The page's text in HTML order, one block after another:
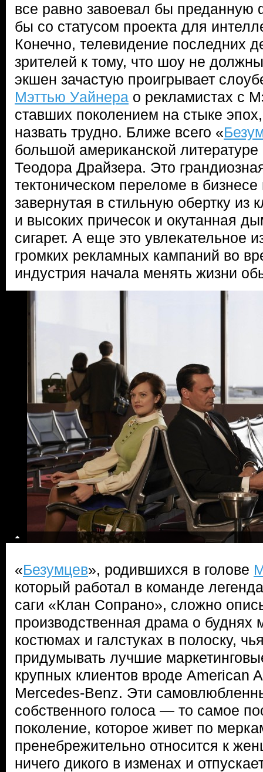
все равно завоевал бы преданную
бы со статусом проекта для
Конечно, телевидение последних
зрителей к тому, что шоу не
экшен зачастую проигрывает
Мэттью Уайнера о рекламистах с
ставших поколением на стыке
назвать трудно. Ближе всего «
большой американской
Теодора Драйзера. Это
тектоническом переломе в
завернутая в стильную обертку из
и высоких причесок и окутанная
сигарет. А еще это увлекательное
громких рекламных кампаний во
индустрия начала менять жизни
«Безумцев», родившихся в голове
который работал в команде
саги «Клан Сопрано», сложно
производственная драма о буднях
костюмах и галстуках в полоску,
придумывать лучшие
крупных клиентов вроде American
Mercedes-Benz. Эти
собственного голоса — то самое
поколение, которое живет по
пренебрежительно относится к
ничего дикого в изменах и